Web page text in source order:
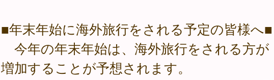
■年末年始に海外旅行をされる予定の皆様へ■
今年の年末年始は、海外旅行をされる方が
増加することが予想されます。